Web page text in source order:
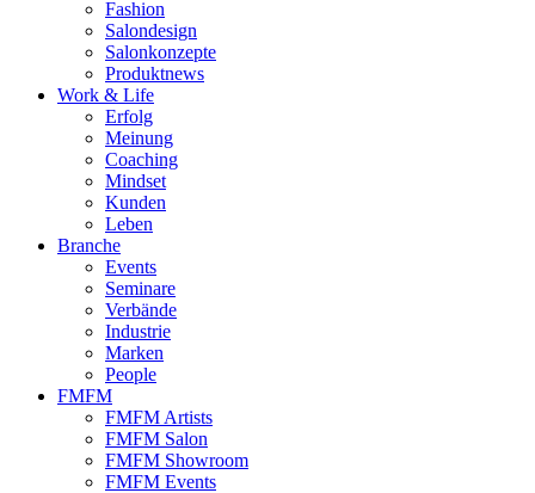
Fashion
Salondesign
Salonkonzepte
Produktnews
Work & Life
Erfolg
Meinung
Coaching
Mindset
Kunden
Leben
Branche
Events
Seminare
Verbände
Industrie
Marken
People
FMFM
FMFM Artists
FMFM Salon
FMFM Showroom
FMFM Events